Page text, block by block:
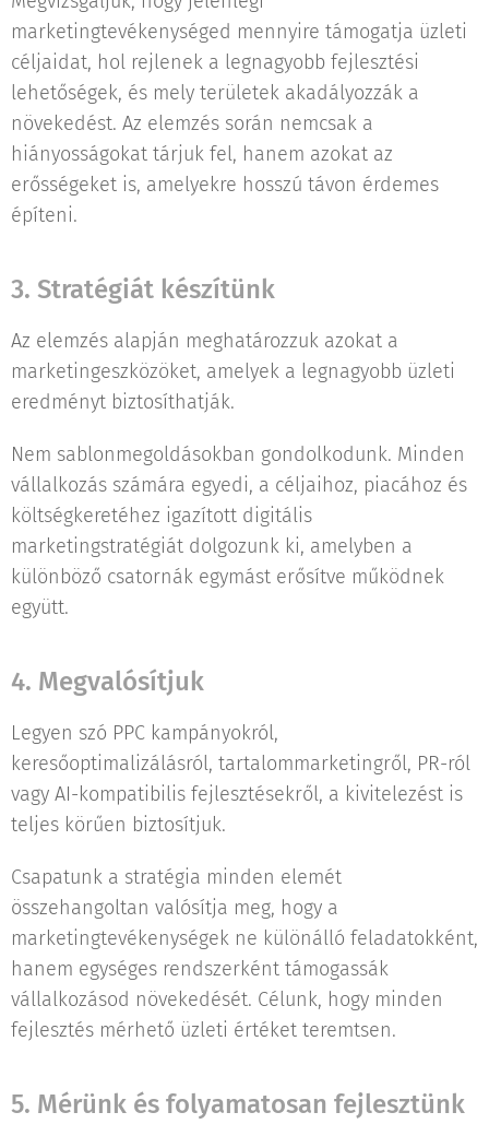
marketingtevékenységed mennyire támogatja üzleti
céljaidat, hol rejlenek a legnagyobb fejlesztési
lehetőségek, és mely területek akadályozzák a
növekedést. Az elemzés során nemcsak a
hiányosságokat tárjuk fel, hanem azokat az
erősségeket is, amelyekre hosszú távon érdemes
építeni.
3. Stratégiát készítünk
Az elemzés alapján meghatározzuk azokat a
marketingeszközöket, amelyek a legnagyobb üzleti
eredményt biztosíthatják.
Nem sablonmegoldásokban gondolkodunk. Minden
vállalkozás számára egyedi, a céljaihoz, piacához és
költségkeretéhez igazított digitális
marketingstratégiát dolgozunk ki, amelyben a
különböző csatornák egymást erősítve működnek
együtt.
4. Megvalósítjuk
Legyen szó PPC kampányokról,
keresőoptimalizálásról, tartalommarketingről, PR-ról
vagy AI-kompatibilis fejlesztésekről, a kivitelezést is
teljes körűen biztosítjuk.
Csapatunk a stratégia minden elemét
összehangoltan valósítja meg, hogy a
marketingtevékenységek ne különálló feladatokként,
hanem egységes rendszerként támogassák
vállalkozásod növekedését. Célunk, hogy minden
fejlesztés mérhető üzleti értéket teremtsen.
5. Mérünk és folyamatosan fejlesztünk